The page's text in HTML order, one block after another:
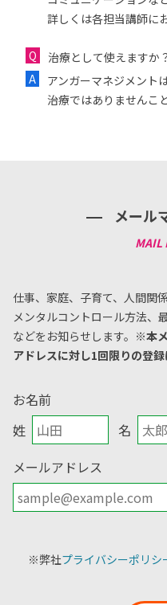
詳しくは各担当講師に
治療として使えますか？
アンガーマネジメント
治療ではありませんこ
メール
仕事、家庭、子育て、人間関
メンタルコントロール方法、
などをお知らせします。 ※本
アドレスに対し1回限りの登録
お名前
姓
名
メールアドレス
※弊社プライバシーポリシ